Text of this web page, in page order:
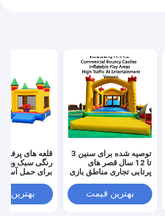
توصیه شده برای سنین 3
تا 12 سال قصر های
پرتابی تجاری مناطق بازی
ترافیک زیاد در مکان های
سرگرمی
بهترین قیمت
قلعه های
رنگی سبک وزن
برای حمل آسان
ایده آل برای
مهمانی ها
بهترین